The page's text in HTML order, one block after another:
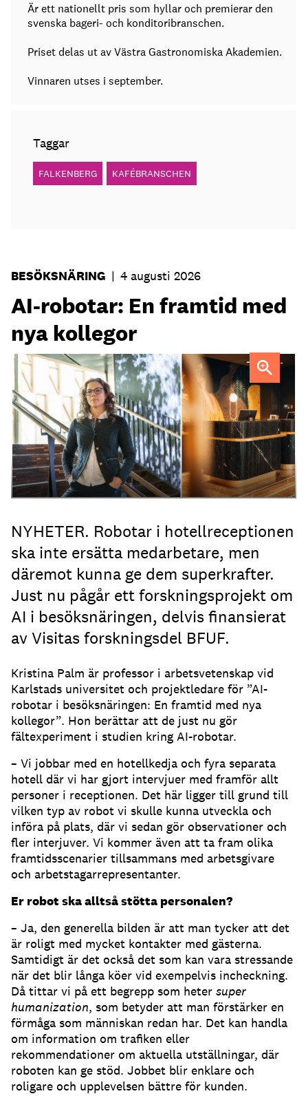
Är ett nationellt pris som hyllar och premierar den
svenska bageri- och konditoribranschen.
Priset delas ut av Västra Gastronomiska Akademien.
Vinnaren utses i september.
Taggar
FALKENBERG KAFÉBRANSCHEN
BESÖKSNÄRING | 4 augusti 2026
AI-robotar: En framtid med
nya kollegor
Professor Kristina Palm FOTO: Theresia Viska FOTO:
Dylan Calluy / Unsplash
NYHETER. Robotar i hotellreceptionen
ska inte ersätta medarbetare, men
däremot kunna ge dem superkrafter.
Just nu pågår ett forskningsprojekt om
AI i besöksnäringen, delvis finansierat
av Visitas forskningsdel BFUF.
Kristina Palm är professor i arbetsvetenskap vid
Karlstads universitet och projektledare för ”AI-
robotar i besöksnäringen: En framtid med nya
kollegor”. Hon berättar att de just nu gör
fältexperiment i studien kring AI-robotar.
– Vi jobbar med en hotellkedja och fyra separata
hotell där vi har gjort intervjuer med framför allt
personer i receptionen. Det här ligger till grund till
vilken typ av robot vi skulle kunna utveckla och
införa på plats, där vi sedan gör observationer och
fler interjuver. Vi kommer även att ta fram olika
framtidsscenarier tillsammans med arbetsgivare
och arbetstagarrepresentanter.
Er robot ska alltså stötta personalen?
– Ja, den generella bilden är att man tycker att det
är roligt med mycket kontakter med gästerna.
Samtidigt är det också det som kan vara stressande
när det blir långa köer vid exempelvis incheckning.
Då tittar vi på ett begrepp som heter super
humanization, som betyder att man förstärker en
förmåga som människan redan har. Det kan handla
om information om trafiken eller
rekommendationer om aktuella utställningar, där
roboten kan ge stöd. Jobbet blir enklare och
roligare och upplevelsen bättre för kunden.